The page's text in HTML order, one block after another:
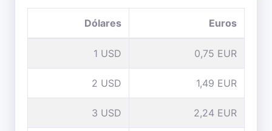
Dólares Euros
1 USD 0,75 EUR
2 USD 1,49 EUR
3 USD 2,24 EUR